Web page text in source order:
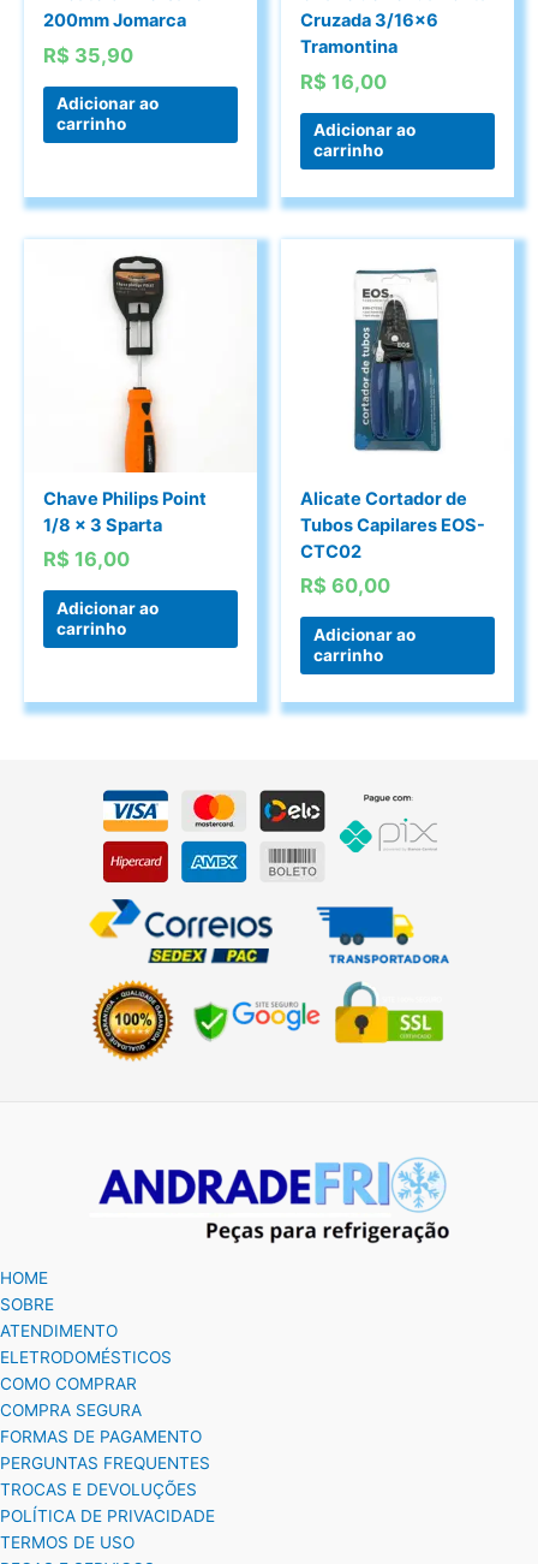
200mm Jomarca
R$ 35,90
Adicionar ao
carrinho
Cruzada 3/16×6
Tramontina
R$ 16,00
Adicionar ao
carrinho
Chave Philips Point
1/8 x 3 Sparta
R$ 16,00
Adicionar ao
carrinho
Alicate Cortador de
Tubos Capilares EOS-
CTC02
R$ 60,00
Adicionar ao
carrinho
HOME
SOBRE
ATENDIMENTO
ELETRODOMÉSTICOS
COMO COMPRAR
COMPRA SEGURA
FORMAS DE PAGAMENTO
PERGUNTAS FREQUENTES
TROCAS E DEVOLUÇÕES
POLÍTICA DE PRIVACIDADE
TERMOS DE USO